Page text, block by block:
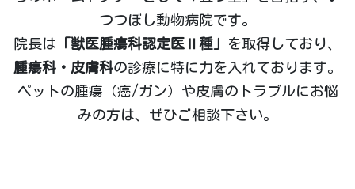
つつぼし動物病院です。
院長は 「獣医腫瘍科認定医Ⅱ種」
を取得しており、
腫瘍科・皮膚科の診療に特に力を入れております。
ペットの腫瘍（癌/ガン）や皮膚のトラブルにお悩
みの方は、ぜひご相談下さい。